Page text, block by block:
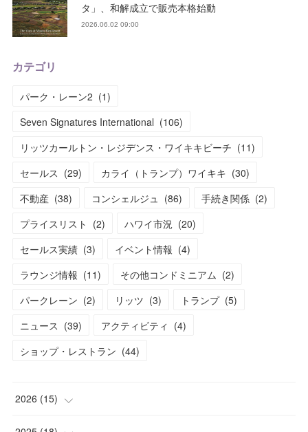
タ」、和解成立で販売本格始動
2026.06.02 09:00
カテゴリ
パーク・レーン2 (1)
Seven Signatures International (106)
リッツカールトン・レジデンス・ワイキキビーチ (11)
セールス (29) カライ（トランプ）ワイキキ (30)
不動産 (38) コンシェルジュ (86) 手続き関係 (2)
プライスリスト (2) ハワイ市況 (20)
セールス実績 (3) イベント情報 (4)
ラウンジ情報 (11) その他コンドミニアム (2)
パークレーン (2) リッツ (3) トランプ (5)
ニュース (39) アクティビティ (4)
ショップ・レストラン (44)
2026 (15)